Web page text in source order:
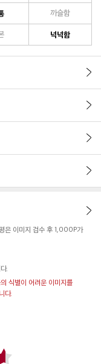
까슬함
넉넉함
은 이미지 검수 후 1,000P가
.
식별이 어려운 이미지를
다.